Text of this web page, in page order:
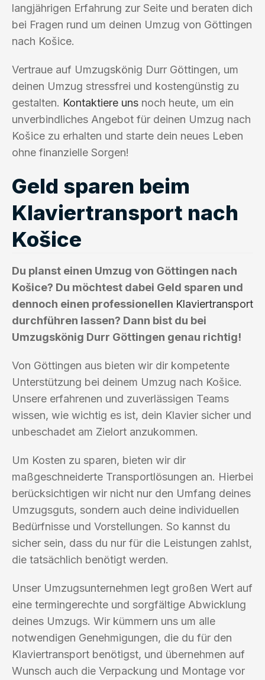
langjährigen Erfahrung zur Seite und beraten dich
bei Fragen rund um deinen Umzug von Göttingen
nach Košice.
Vertraue auf Umzugskönig Durr Göttingen, um
deinen Umzug stressfrei und kostengünstig zu
gestalten. Kontaktiere uns noch heute, um ein
unverbindliches Angebot für deinen Umzug nach
Košice zu erhalten und starte dein neues Leben
ohne finanzielle Sorgen!
Geld sparen beim
Klaviertransport nach
Košice
Du planst einen Umzug von Göttingen nach
Košice? Du möchtest dabei Geld sparen und
dennoch einen professionellen Klaviertransport
durchführen lassen? Dann bist du bei
Umzugskönig Durr Göttingen genau richtig!
Von Göttingen aus bieten wir dir kompetente
Unterstützung bei deinem Umzug nach Košice.
Unsere erfahrenen und zuverlässigen Teams
wissen, wie wichtig es ist, dein Klavier sicher und
unbeschadet am Zielort anzukommen.
Um Kosten zu sparen, bieten wir dir
maßgeschneiderte Transportlösungen an. Hierbei
berücksichtigen wir nicht nur den Umfang deines
Umzugsguts, sondern auch deine individuellen
Bedürfnisse und Vorstellungen. So kannst du
sicher sein, dass du nur für die Leistungen zahlst,
die tatsächlich benötigt werden.
Unser Umzugsunternehmen legt großen Wert auf
eine termingerechte und sorgfältige Abwicklung
deines Umzugs. Wir kümmern uns um alle
notwendigen Genehmigungen, die du für den
Klaviertransport benötigst, und übernehmen auf
Wunsch auch die Verpackung und Montage vor